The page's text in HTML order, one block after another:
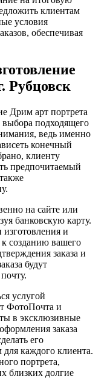
клиентам
условия
обеспечивая
Рубцовск
Дрим арт портрета
выбора подходящего
ведь именно
конечный
клиенту
предпочитаемый
на сайте или
банковскую карту.
и
созданию вашего
заказа и
будут
услугой
ФотоПочта и
в эксклюзивные
заказа
его
каждого клиента.
портрета,
близких долгие